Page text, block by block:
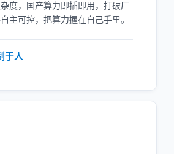
度，国产算力即插即用，打破厂
主可控，把算力握在自己手里。
于人